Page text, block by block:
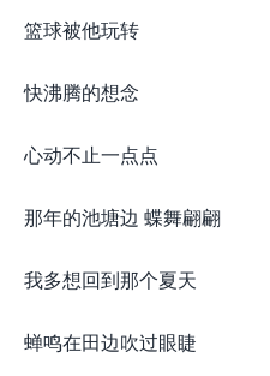
篮球被他玩转
快沸腾的想念
心动不止一点点
那年的池塘边 蝶舞翩翩
我多想回到那个夏天
蝉鸣在田边吹过眼睫